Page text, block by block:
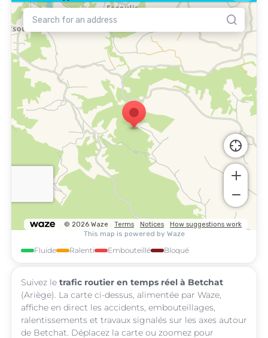
Fluide Ralenti Embouteillé Bloqué
Suivez le trafic routier en temps réel à Betchat
(Ariège). La carte ci-dessus, alimentée par Waze,
affiche en direct les accidents, embouteillages,
ralentissements et travaux signalés sur les axes autour
de Betchat. Déplacez la carte ou zoomez pour